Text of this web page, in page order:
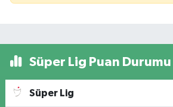
Süper Lig Puan Durumu
Süper Lig